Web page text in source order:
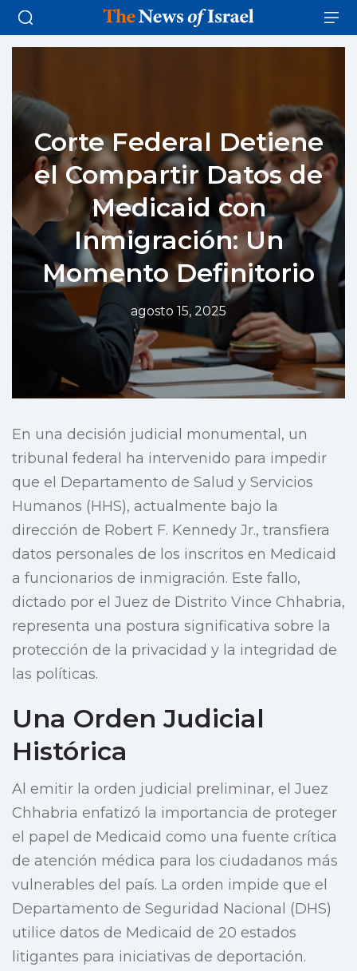
Corte Federal Detiene
el Compartir Datos de
Medicaid con
Inmigración: Un
Momento Definitorio
agosto 15, 2025
En una decisión judicial monumental, un
tribunal federal ha intervenido para impedir
que el Departamento de Salud y Servicios
Humanos (HHS), actualmente bajo la
dirección de Robert F. Kennedy Jr., transfiera
datos personales de los inscritos en Medicaid
a funcionarios de inmigración. Este fallo,
dictado por el Juez de Distrito Vince Chhabria,
representa una postura significativa sobre la
protección de la privacidad y la integridad de
las políticas.
Una Orden Judicial
Histórica
Al emitir la orden judicial preliminar, el Juez
Chhabria enfatizó la importancia de proteger
el papel de Medicaid como una fuente crítica
de atención médica para los ciudadanos más
vulnerables del país. La orden impide que el
Departamento de Seguridad Nacional (DHS)
utilice datos de Medicaid de 20 estados
litigantes para iniciativas de deportación.